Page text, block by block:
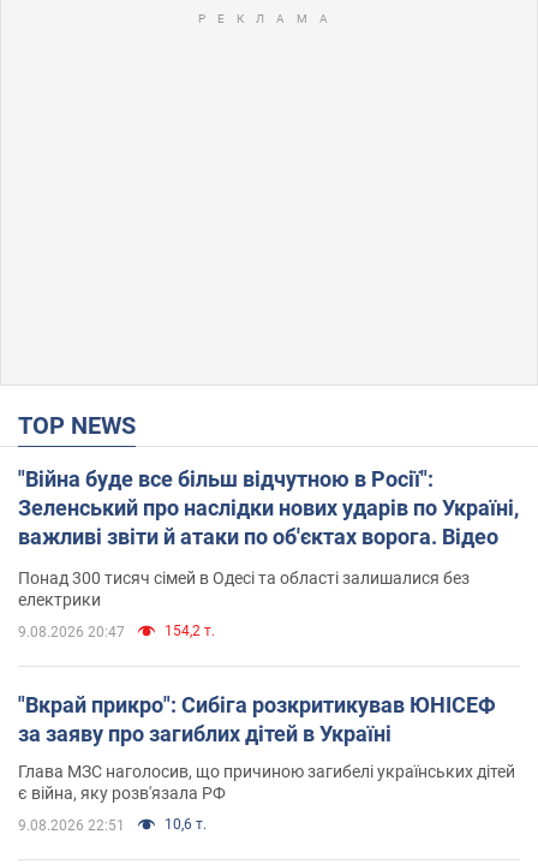
TOP NEWS
"Війна буде все більш відчутною в Росії":
Зеленський про наслідки нових ударів по Україні,
важливі звіти й атаки по об'єктах ворога. Відео
Понад 300 тисяч сімей в Одесі та області залишалися без
електрики
9.08.2026 20:47 154,2 т.
"Вкрай прикро": Сибіга розкритикував ЮНІСЕФ
за заяву про загиблих дітей в Україні
Глава МЗС наголосив, що причиною загибелі українських дітей
є війна, яку розв'язала РФ
9.08.2026 22:51 10,6 т.